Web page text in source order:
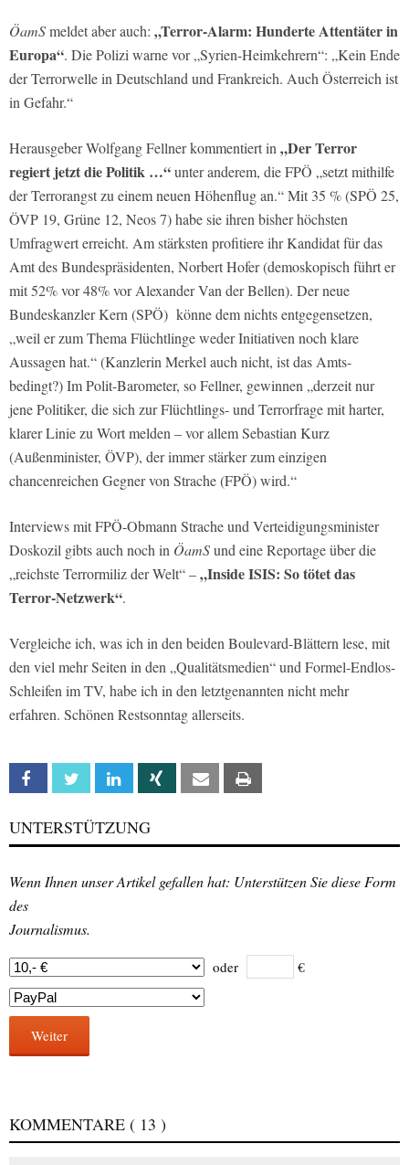
ÖamSmeldet aber auch: „Terror-Alarm: Hunderte Attentäter in
Europa“. Die Polizi warne vor „Syrien-Heimkehrern“: „Kein Ende
der Terrorwelle in Deutschland und Frankreich. Auch Österreich ist
in Gefahr.“
Herausgeber Wolfgang Fellner kommentiert in„Der Terror
regiert jetzt die Politik …“unter anderem, die FPÖ „setzt mithilfe
der Terrorangst zu einem neuen Höhenflug an.“ Mit 35 % (SPÖ 25,
ÖVP 19, Grüne 12, Neos 7) habe sie ihren bisher höchsten
Umfragwert erreicht. Am stärksten profitiere ihr Kandidat für das
Amt des Bundespräsidenten, Norbert Hofer (demoskopisch führt er
mit 52% vor 48% vor Alexander Van der Bellen). Der neue
Bundeskanzler Kern (SPÖ) könne dem nichts entgegensetzen,
„weil er zum Thema Flüchtlinge weder Initiativen noch klare
Aussagen hat.“ (Kanzlerin Merkel auch nicht, ist das Amts-
bedingt?) Im Polit-Barometer, so Fellner, gewinnen „derzeit nur
jene Politiker, die sich zur Flüchtlings- und Terrorfrage mit harter,
klarer Linie zu Wort melden – vor allem Sebastian Kurz
(Außenminister, ÖVP), der immer stärker zum einzigen
chancenreichen Gegner von Strache (FPÖ) wird.“
Interviews mit FPÖ-Obmann Strache und Verteidigungsminister
Doskozil gibts auch noch in ÖamSund eine Reportage über die
„reichste Terrormiliz der Welt“ –„Inside ISIS: So tötet das
Terror-Netzwerk“.
Vergleiche ich, was ich in den beiden Boulevard-Blättern lese, mit
den viel mehr Seiten in den „Qualitätsmedien“ und Formel-Endlos-
Schleifen im TV, habe ich in den letztgenannten nicht mehr
erfahren. Schönen Restsonntag allerseits.
Facebook Twitter Linkedin Xing Email
UNTERSTÜTZUNG
Wenn Ihnen unser Artikel gefallen hat: Unterstützen Sie diese Form
des
Journalismus.
oder €
Weiter
KOMMENTARE ( 13 )